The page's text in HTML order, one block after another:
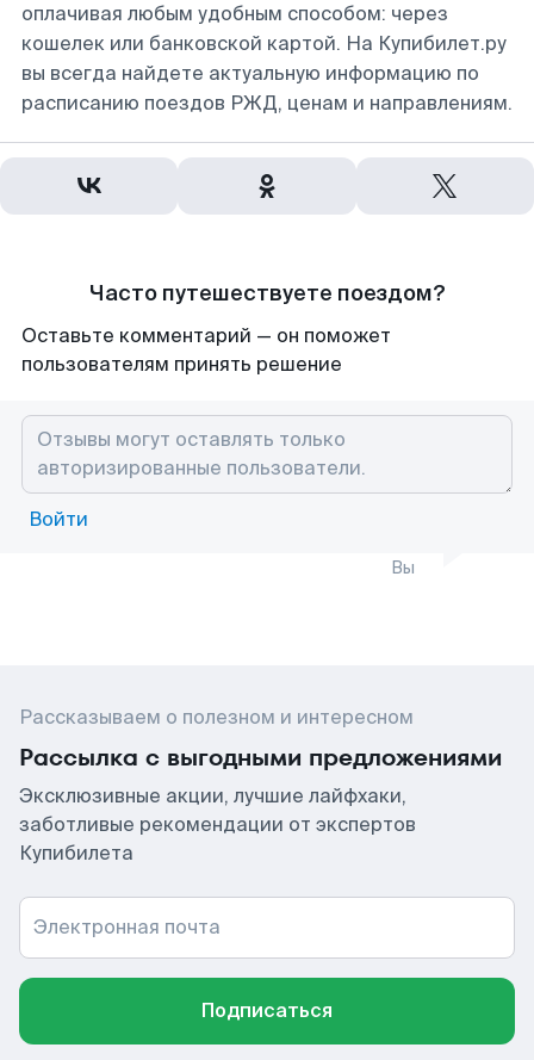
оплачивая любым удобным способом: через
кошелек или банковской картой. На Купибилет.ру
вы всегда найдете актуальную информацию по
расписанию поездов РЖД, ценам и направлениям.
Часто путешествуете поездом?
Оставьте комментарий — он поможет
пользователям принять решение
Войти
Вы
Рассказываем о полезном и интересном
Рассылка с выгодными предложениями
Эксклюзивные акции, лучшие лайфхаки,
заботливые рекомендации от экспертов
Купибилета
Электронная почта
Подписаться